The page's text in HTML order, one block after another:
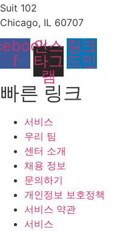
Suit 102
Chicago, IL 60707
f
인스
타그
램
링크
드인
빠른 링크
서비스
우리 팀
센터 소개
채용 정보
문의하기
개인정보 보호정책
서비스 약관
서비스